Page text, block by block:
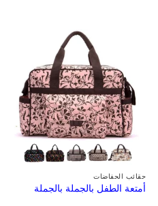
حقائب الحفاضات
أمتعة الطفل بالجملة بالجملة